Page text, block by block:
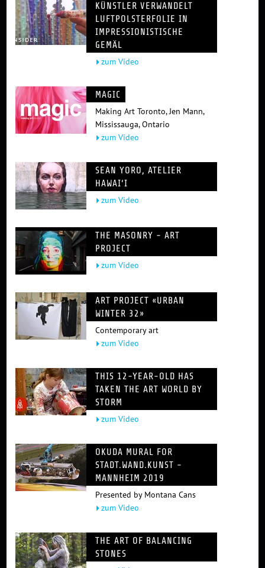
KÜNSTLER VERWANDELT
LUFTPOLSTERFOLIE IN
IMPRESSIONISTISCHE
GEMÄL
zum Video
MAGIC
Making Art Toronto, Jen Mann,
Mississauga, Ontario
zum Video
SEAN YORO, ATELIER
HAWAI‘I
zum Video
THE MASONRY - ART
PROJECT
zum Video
ART PROJECT «URBAN
WINTER 32»
Contemporary art
zum Video
THIS 12-YEAR-OLD HAS
TAKEN THE ART WORLD BY
STORM
zum Video
OKUDA MURAL FOR
STADT.WAND.KUNST -
MANNHEIM 2019
Presented by Montana Cans
zum Video
THE ART OF BALANCING
STONES